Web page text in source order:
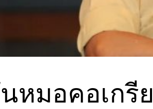
หมอคอเก